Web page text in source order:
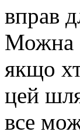
вправ
Можна
якщо
цей
все